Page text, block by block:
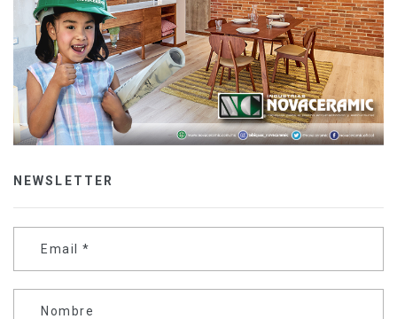
NEWSLETTER
Email *
Nombre